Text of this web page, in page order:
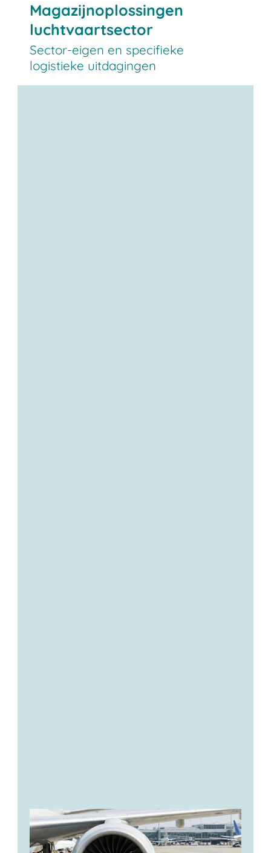
Magazijnoplossingen
luchtvaartsector
Sector-eigen en specifieke
logistieke uitdagingen